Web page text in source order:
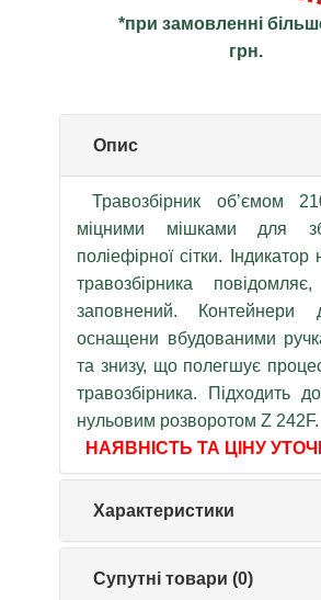
*при замовленні
грн.
Опис
Травозбірник об’ємом
міцними мішками для
поліефірної сітки.
травозбірника
заповнений. Контейнери
оснащени вбудованими
та знизу, що полегшує
травозбірника. Підходить
нульовим розворотом Z 242F.
НАЯВНІСТЬ ТА ЦІНУ
Характеристики
Супутні товари (0)